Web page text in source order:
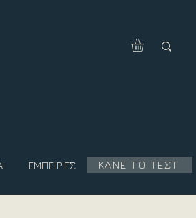
ΕΜΠΕΙΡΙΕΣ ΚΑΝΕ ΤΟ ΤΕΣΤ